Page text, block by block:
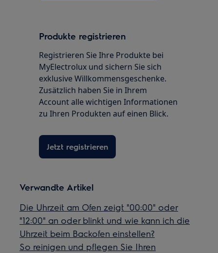
Produkte registrieren
Registrieren Sie Ihre Produkte bei
MyElectrolux und sichern Sie sich
exklusive Willkommensgeschenke.
Zusätzlich haben Sie in Ihrem
Account alle wichtigen Informationen
zu Ihren Produkten auf einen Blick.
Jetzt registrieren
Verwandte Artikel
Die Uhrzeit am Ofen zeigt "00:00" oder
"12:00" an oder blinkt und wie kann ich die
Uhrzeit beim Backofen einstellen?
So reinigen und pflegen Sie Ihren